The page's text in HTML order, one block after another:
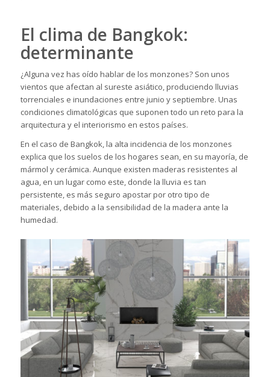
El clima de Bangkok:
determinante
¿Alguna vez has oído hablar de los monzones? Son unos
vientos que afectan al sureste asiático, produciendo lluvias
torrenciales e inundaciones entre junio y septiembre. Unas
condiciones climatológicas que suponen todo un reto para la
arquitectura y el interiorismo en estos países.
En el caso de Bangkok, la alta incidencia de los monzones
explica que los suelos de los hogares sean, en su mayoría, de
mármol y cerámica. Aunque existen maderas resistentes al
agua, en un lugar como este, donde la lluvia es tan
persistente, es más seguro apostar por otro tipo de
materiales, debido a la sensibilidad de la madera ante la
humedad.